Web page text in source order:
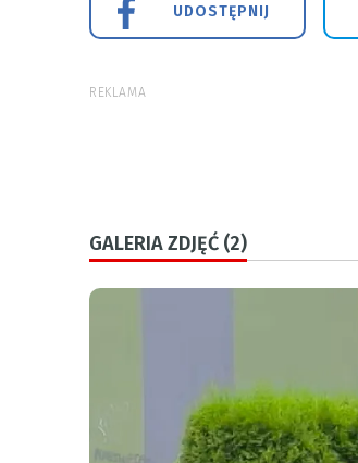
UDOSTĘPNIJ
REKLAMA
GALERIA ZDJĘĆ (2)